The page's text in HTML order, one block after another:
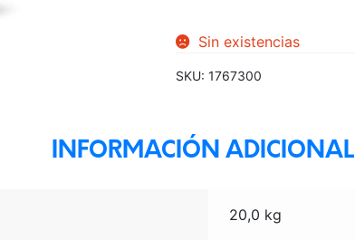
Sin existencias
SKU:1767300
INFORMACIÓN ADICIONAL
20,0 kg